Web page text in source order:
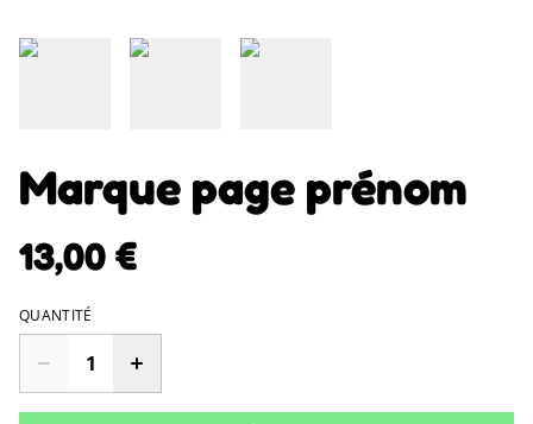
Marque page prénom
13,00 €
QUANTITÉ